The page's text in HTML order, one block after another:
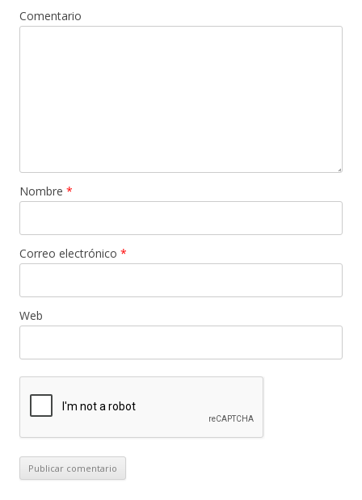
Comentario
Nombre *
Correo electrónico *
Web